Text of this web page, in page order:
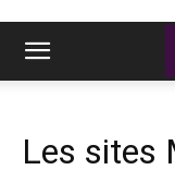
Les sites